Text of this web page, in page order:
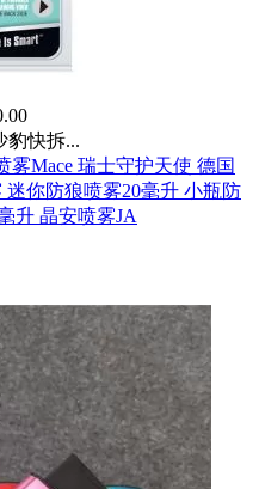
豹快拆...
雾Mace 瑞士守护天使 德国
迷你防狼喷雾20毫升 小瓶防
升 晶安喷雾JA